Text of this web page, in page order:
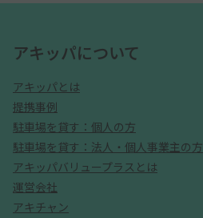
アキッパについて
アキッパとは
提携事例
駐車場を貸す：個人の方
駐車場を貸す：法人・個人事業主の方
アキッパバリュープラスとは
運営会社
アキチャン